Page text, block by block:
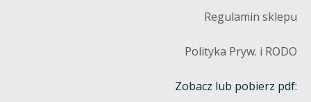
Regulamin sklepu
Polityka Pryw. i RODO
Zobacz lub pobierz pdf: